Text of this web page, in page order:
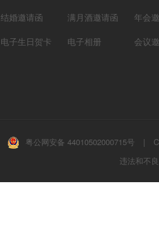
结婚邀请函
满月酒邀请函
年会
电子生日贺卡
电子相册 会议
粤公网安备 44010502000715号 |
违法和不